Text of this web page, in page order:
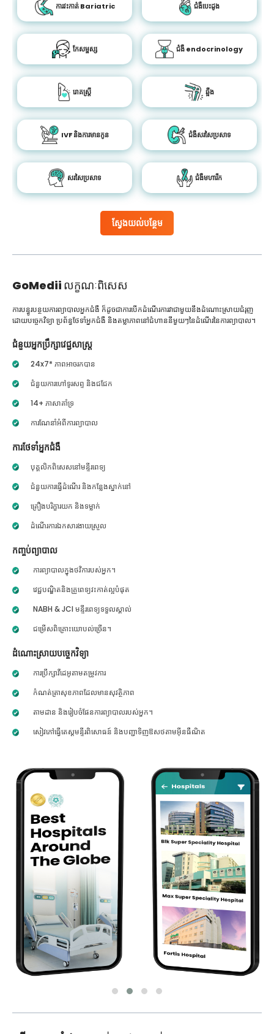
ស្វែងយល់បន្ថែម
ការវះកាត់ Bariatric ជំងឺបេះដូង
កែសម្ផស្ស ជំងឺ endocrinology
រោគស្ត្រី ឆ្អឹង
IVF និងការមានកូន ជំងឺសរសៃប្រសាទ
សរសៃប្រសាទ ជំងឺមហារីក
GoMedii លក្ខណៈពិសេស
ការបន្ធូរបន្ថយការព្យាបាលអ្នកជំងឺ ក៏ដូចជាការបើកដំណើរការវាជាមួយនឹងដំណោះស្រាយជំរុញ
ដោយបច្ចេកវិទ្យា ប្រព័ន្ធថែទាំអ្នកជំងឺ និងតម្លាភាពនៅជំហាននីមួយៗនៃដំណើរនៃការព្យាបាល។
ជំនួយអ្នកប្រឹក្សាវេជ្ជសាស្ត្រ
24x7* ភាពអាចរកបាន
ជំនួយការហៅទូរសព្ទ និងជជែក
14+ ភាសាគាំទ្រ
ការណែនាំអំពីការព្យាបាល
ការថែទាំអ្នកជំងឺ
បុគ្គលិកពិសេសនៅមន្ទីរពេទ្យ
ជំនួយការធ្វើដំណើរ និងកន្លែងស្នាក់នៅ
គ្រឿងបរិក្ខារយក និងទម្លាក់
ដំណើរការឯកសារងាយស្រួល
កញ្ចប់ព្យាបាល
ការព្យាបាលក្នុងថវិការបស់អ្នក។
វេជ្ជបណ្ឌិតនិងគ្រូពេទ្យវះកាត់ល្អបំផុត
NABH & JCI មន្ទីរពេទ្យទទួលស្គាល់
ជម្រើសពិគ្រោះយោបល់ច្រើន។
ដំណោះស្រាយបច្ចេកវិទ្យា
ការប្រឹក្សាវីដេអូតាមតម្រូវការ
កំណត់ត្រាសុខភាពដែលមានសុវត្ថិភាព
តាមដាន និងរៀបចំផែនការព្យាបាលរបស់អ្នក។
សៀវភៅធ្វើតេស្តមន្ទីរពិសោធន៍ និងបញ្ជាទិញឱសថតាមអ៊ីនធឺណិត